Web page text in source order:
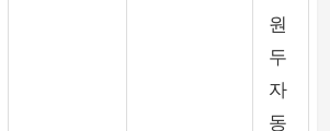
원
두
자
동